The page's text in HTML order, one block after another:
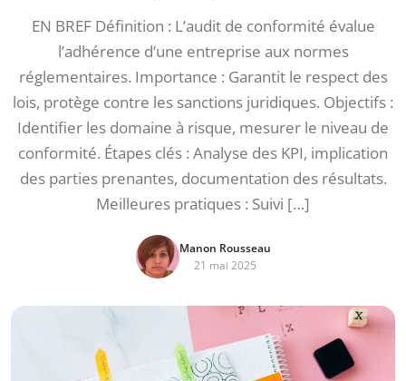
EN BREF Définition : L’audit de conformité évalue
l’adhérence d’une entreprise aux normes
réglementaires. Importance : Garantit le respect des
lois, protège contre les sanctions juridiques. Objectifs :
Identifier les domaine à risque, mesurer le niveau de
conformité. Étapes clés : Analyse des KPI, implication
des parties prenantes, documentation des résultats.
Meilleures pratiques : Suivi […]
Manon Rousseau
21 mai 2025